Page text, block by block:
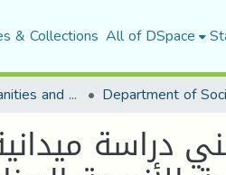
& Collections All of DSpace
Faculty of Humanities and Social Sciences Department of
دراسة